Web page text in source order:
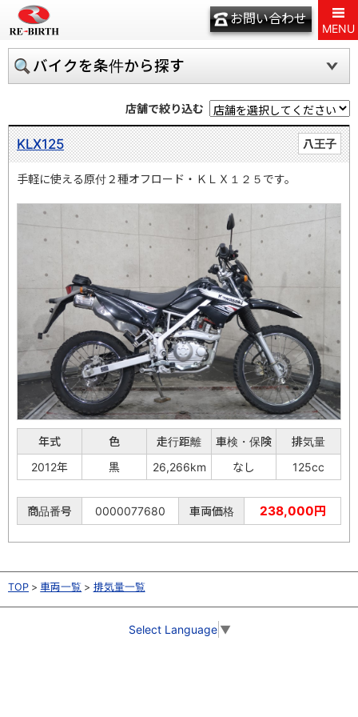
お問い合わせ
MENU
バイクを条件から探す
店舗で絞り込む
八王子
KLX125
手軽に使える原付２種オフロード・ＫＬＸ１２５です。
年式 色 走行距離 車検・保険
排気量
2012年
黒 26,266km なし 125cc
商品番号 0000077680 車両価格 238,000円
TOP 車両一覧 排気量一覧
Select Language ▼